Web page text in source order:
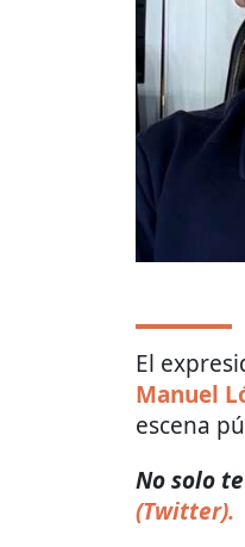
El
Manuel
escena
No solo
(Twitter).